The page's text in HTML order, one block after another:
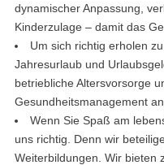
dynamischer Anpassung,
Kinderzulage – damit das
Um sich richtig erholen
Jahresurlaub und
betriebliche Altersvorsorge
Gesundheitsmanagement an.
Wenn Sie Spaß am
uns richtig. Denn wir
Weiterbildungen. Wir bieten